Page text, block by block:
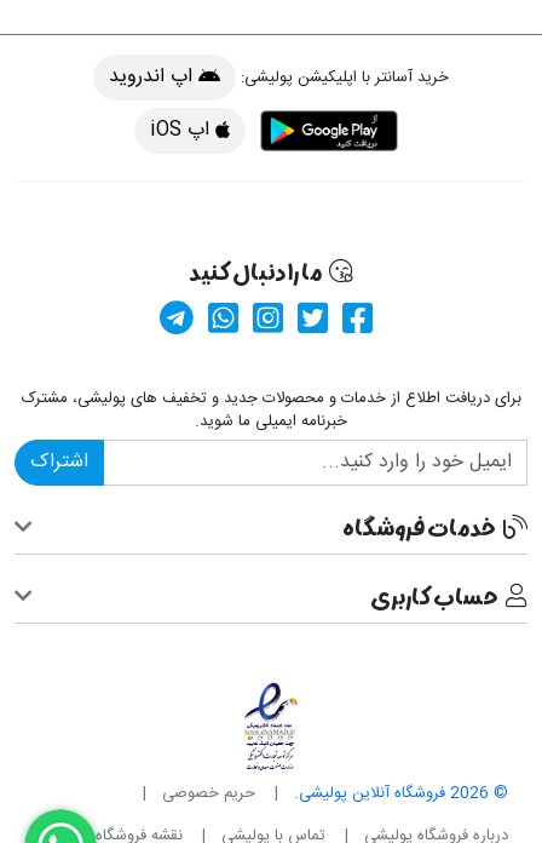
خرید آسانتر با اپلیکیشن پولیشی:
اپ اندروید
اپ iOS
ما را دنبال کنید
صفحه فیسبوک پولیشی
صفحه پینترست
کانال آپارات
ارسال پیام در
کانال تلگرام
برای دریافت اطلاع از خدمات و محصولات جدید و تخفیف های پولیشی، مشترک
خبرنامه ایمیلی ما شوید.
اشتراک
خدمات فروشگاه
حساب کاربری
© 2026 فروشگاه آنلاین پولیشی.
حریم خصوصی
درباره فروشگاه پولیشی
تماس با پولیشی نقشه فروشگاه